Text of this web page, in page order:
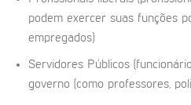
podem exercer suas funções
empregados)
Servidores Públicos
governo (como professores,